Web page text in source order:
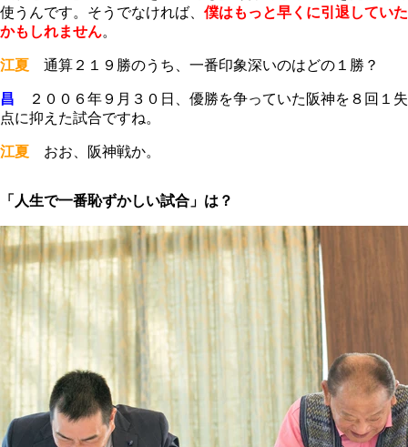
使うんです。そうでなければ、 僕はもっと早くに引退していた
かもしれません。
江夏 通算２１９勝のうち、一番印象深いのはどの１勝？
昌 ２００６年９月３０日、優勝を争っていた阪神を８回１失
点に抑えた試合ですね。
江夏 おお、阪神戦か。
「人生で一番恥ずかしい試合」は？